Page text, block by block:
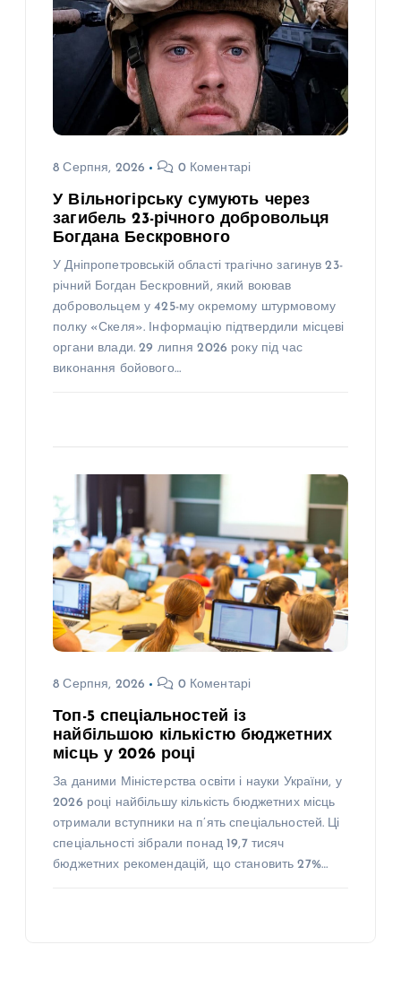
8 Серпня, 2026 0 Коментарі
У Вільногірську сумують через
загибель 23-річного добровольця
Богдана Бескровного
У Дніпропетровській області трагічно загинув 23-
річний Богдан Бескровний, який воював
добровольцем у 425-му окремому штурмовому
полку «Скеля». Інформацію підтвердили місцеві
органи влади. 29 липня 2026 року під час
виконання бойового…
8 Серпня, 2026 0 Коментарі
Топ-5 спеціальностей із
найбільшою кількістю бюджетних
місць у 2026 році
За даними Міністерства освіти і науки України, у
2026 році найбільшу кількість бюджетних місць
отримали вступники на п’ять спеціальностей. Ці
спеціальності зібрали понад 19,7 тисяч
бюджетних рекомендацій, що становить 27%…